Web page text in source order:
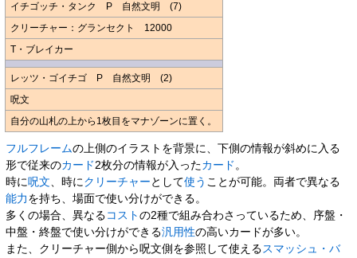
イチゴッチ・タンク P 自然文明 (7)
クリーチャー：グランセクト 12000
T・ブレイカー
レッツ・ゴイチゴ P 自然文明 (2)
呪文
自分の山札の上から1枚目をマナゾーンに置く。
フルフレームの上側のイラストを背景に、下側の情報が斜めに入る
形で従来のカード 2枚分の情報が入ったカード 。
時に 呪文 、時に クリーチャー として使う ことが可能。両者で異なる
能力 を持ち、場面で使い分けができる。
多くの場合、異なる コストの2種で組み合わさっているため、序盤・
中盤・終盤で使い分けができる汎用性の高いカードが多い。
また、クリーチャー側から呪文側を参照して使える スマッシュ・バ